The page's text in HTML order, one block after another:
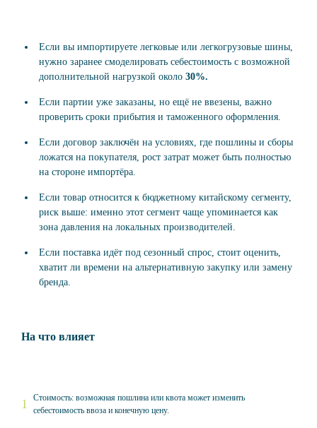
Если вы импортируете легковые или легкогрузовые шины,
нужно заранее смоделировать себестоимость с возможной
дополнительной нагрузкой около 30%.
Если партии уже заказаны, но ещё не ввезены, важно
проверить сроки прибытия и таможенного оформления.
Если договор заключён на условиях, где пошлины и сборы
ложатся на покупателя, рост затрат может быть полностью
на стороне импортёра.
Если товар относится к бюджетному китайскому сегменту,
риск выше: именно этот сегмент чаще упоминается как
зона давления на локальных производителей.
Если поставка идёт под сезонный спрос, стоит оценить,
хватит ли времени на альтернативную закупку или замену
бренда.
На что влияет
Стоимость: возможная пошлина или квота может изменить
себестоимость ввоза и конечную цену.